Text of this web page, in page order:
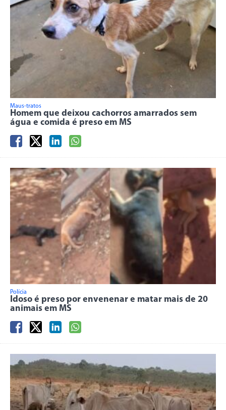
Maus-tratos
Homem que deixou cachorros amarrados sem
água e comida é preso em MS
Polícia
Idoso é preso por envenenar e matar mais de 20
animais em MS